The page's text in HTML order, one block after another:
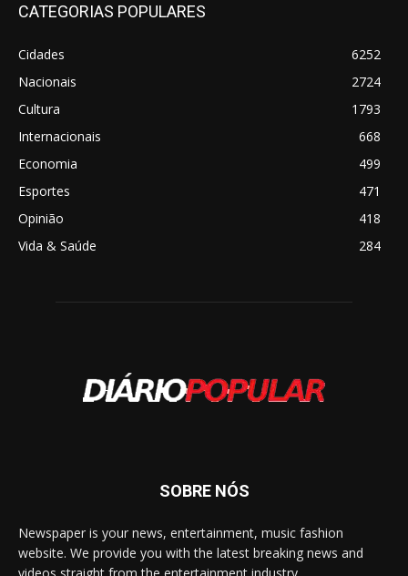
CATEGORIAS POPULARES
Cidades
6252
Nacionais
2724
Cultura
1793
Internacionais
668
Economia
499
Esportes
471
Opinião
418
Vida & Saúde
284
SOBRE NÓS
Newspaper is your news, entertainment, music fashion
website. We provide you with the latest breaking news and